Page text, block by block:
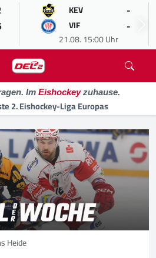
KEV -
VIF -
21.08. 15:00 Uhr
Im Eishockeyzuhause.
2. Eishockey-Liga Europas
Heide